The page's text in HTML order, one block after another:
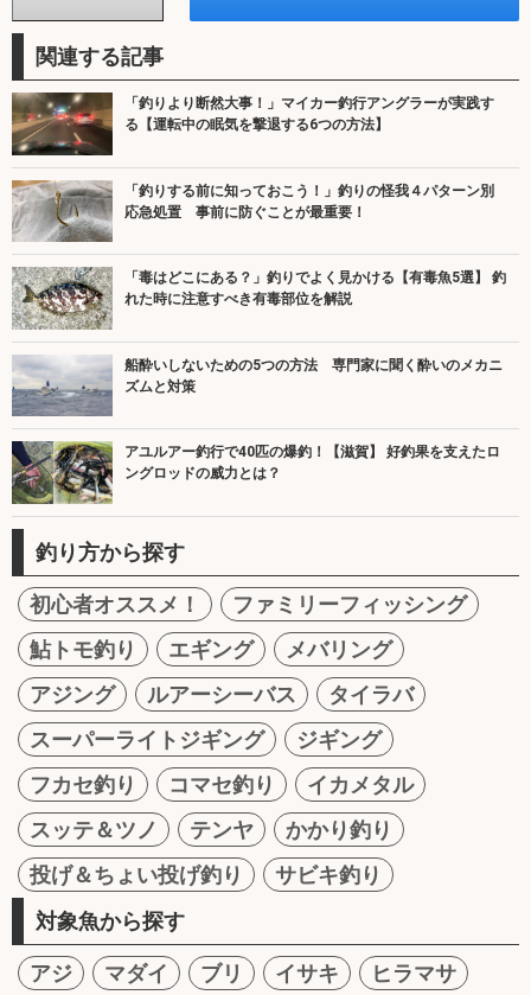
関連する記事
「釣りより断然大事！」マイカー釣行アングラーが実践す
る【運転中の眠気を撃退する6つの方法】
「釣りする前に知っておこう！」釣りの怪我４パターン別
応急処置 事前に防ぐことが最重要！
「毒はどこにある？」釣りでよく見かける【有毒魚5選】 釣
れた時に注意すべき有毒部位を解説
船酔いしないための5つの方法 専門家に聞く酔いのメカニ
ズムと対策
アユルアー釣行で40匹の爆釣！【滋賀】 好釣果を支えたロ
ングロッドの威力とは？
釣り方から探す
初心者オススメ！
ファミリーフィッシング
鮎トモ釣り
エギング
メバリング
アジング
ルアーシーバス
タイラバ
スーパーライトジギング
ジギング
フカセ釣り
コマセ釣り
イカメタル
スッテ＆ツノ
テンヤ
かかり釣り
投げ＆ちょい投げ釣り
サビキ釣り
対象魚から探す
アジ マダイ ブリ イサキ
ヒラマサ